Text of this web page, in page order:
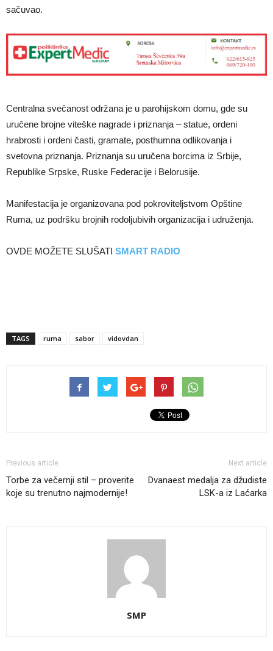
sačuvao.
Centralna svečanost održana je u parohijskom domu, gde su
uručene brojne viteške nagrade i priznanja – statue, ordeni
hrabrosti i ordeni časti, gramate, posthumna odlikovanja i
svetovna priznanja. Priznanja su uručena borcima iz Srbije,
Republike Srpske, Ruske Federacije i Belorusije.
Manifestacija je organizovana pod pokroviteljstvom Opštine
Ruma, uz podršku brojnih rodoljubivih organizacija i udruženja.
OVDE MOŽETE SLUŠATI SMART RADIO
TAGS ruma sabor vidovdan
Previous article
Torbe za večernji stil – proverite
koje su trenutno najmodernije!
Next article
Dvanaest medalja za džudiste
LSK-a iz Laćarka
SMP